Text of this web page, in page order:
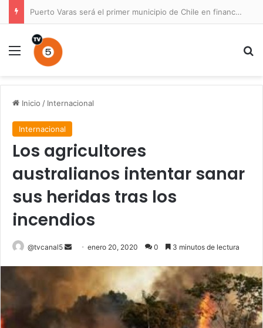
Puerto Varas será el primer municipio de Chile en financiar un Plan Maestro para un parque nacional
Menú
Inicio / Internacional
Internacional
Los agricultores
australianos intentar sanar
sus heridas tras los
incendios
@tvcanal5
Sendenero 20, 2020 0 3 minutos de lectura